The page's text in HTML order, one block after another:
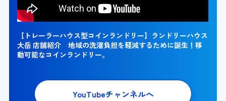
【トレーラーハウス型コインランドリー】ランドリーハウス
大岳 店舗紹介 地域の洗濯負担を軽減するために誕生！移
動可能なコインランドリー。
YouTubeチャンネルへ